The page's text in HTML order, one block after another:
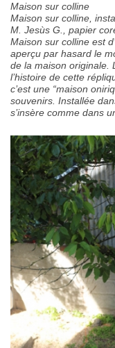
Maison sur colline
Maison sur colline,
M. Jesùs G., papier
Maison sur colline est
aperçu par hasard le
de la maison originale.
l’histoire de cette
c’est une “maison
souvenirs. Installée
s’insère comme dans